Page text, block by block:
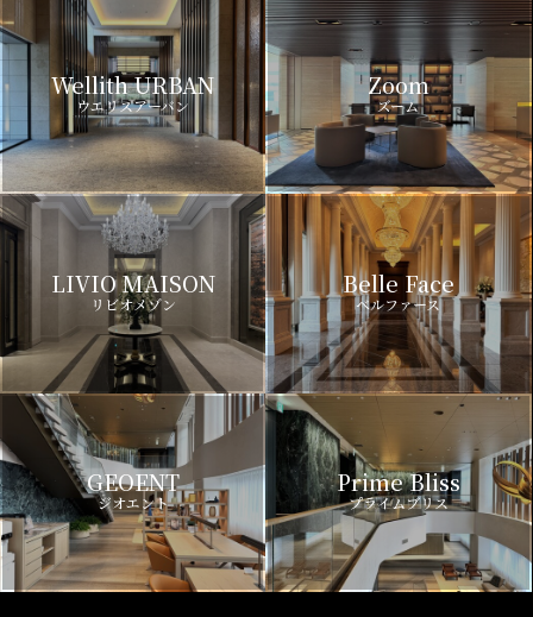
Wellith URBAN
ウエリスアーバン
Zoom
ズーム
LIVIO MAISON
リビオメゾン
Belle Face
ベルファース
GEOENT
ジオエント
Prime Bliss
プライムブリス